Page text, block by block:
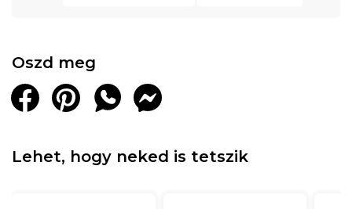
Oszd meg
Lehet, hogy neked is tetszik